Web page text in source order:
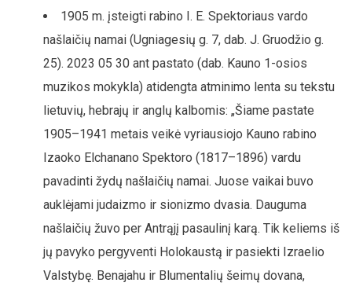
1905 m. įsteigti rabino I. E. Spektoriaus vardo
našlaičių namai (Ugniagesių g. 7, dab. J. Gruodžio g.
25). 2023 05 30 ant pastato (dab. Kauno 1-osios
muzikos mokykla) atidengta atminimo lenta su tekstu
lietuvių, hebrajų ir anglų kalbomis: „Šiame pastate
1905–1941 metais veikė vyriausiojo Kauno rabino
Izaoko Elchanano Spektoro (1817–1896) vardu
pavadinti žydų našlaičių namai. Juose vaikai buvo
auklėjami judaizmo ir sionizmo dvasia. Dauguma
našlaičių žuvo per Antrąjį pasaulinį karą. Tik keliems iš
jų pavyko pergyventi Holokaustą ir pasiekti Izraelio
Valstybę. Benajahu ir Blumentalių šeimų dovana,